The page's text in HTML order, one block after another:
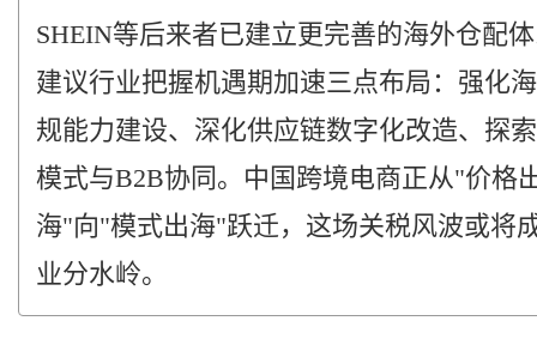
SHEIN等后来者已建立更完善的海外仓配
建议行业把握机遇期加速三点布局：强化
规能力建设、深化供应链数字化改造、探
模式与B2B协同。中国跨境电商正从"价格
海"向"模式出海"跃迁，这场关税风波或将
业分水岭。